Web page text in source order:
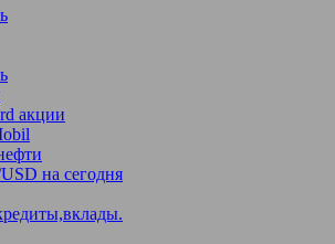
акции
на сегодня